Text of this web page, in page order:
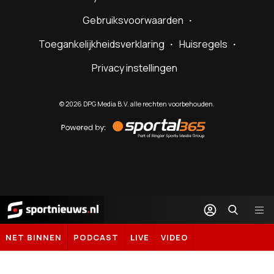
Gebruiksvoorwaarden
Toegankelijkheidsverklaring
Huisregels
Privacy instellingen
©2026 DPG Media B.V. alle rechten voorbehouden.
by
Sportal365
Sportnieuws.nl
NET BINNEN PODCAST LIVE VIDEO